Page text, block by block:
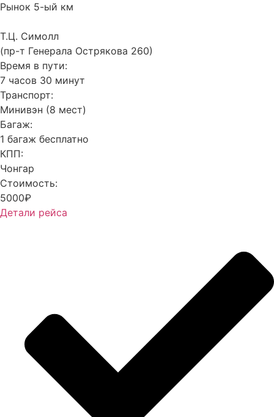
Рынок 5-ый км
Т.Ц. Симолл
(пр-т Генерала Острякова 260)
Время в пути:
7 часов 30 минут
Транспорт:
Минивэн (8 мест)
Багаж:
1 багаж бесплатно
КПП:
Чонгар
Стоимость:
5000₽
Детали рейса